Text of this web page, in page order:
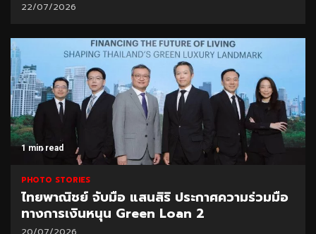
22/07/2026
1 min read
PHOTO STORIES
ไทยพาณิชย์ จับมือ แสนสิริ ประกาศความร่วมมือ
ทางการเงินหนุน Green Loan 2